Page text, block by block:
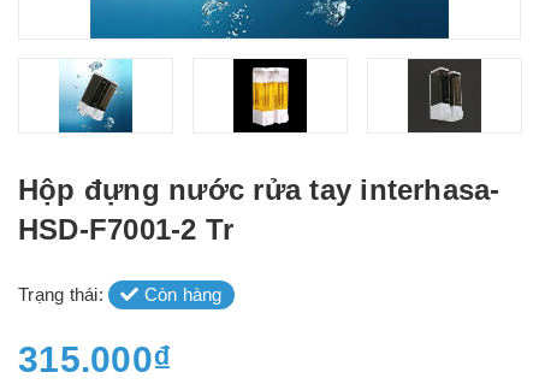
Hộp đựng nước rửa tay interhasa-
HSD-F7001-2 Tr
Trạng thái: Còn hàng
315.000₫